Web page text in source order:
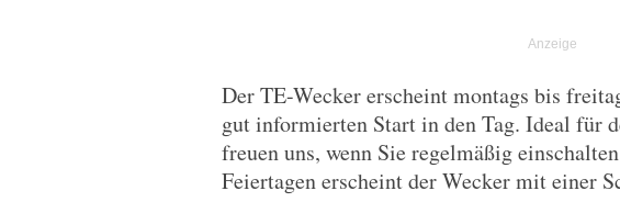
Der TE-Wecker erscheint montags bis
gut informierten Start in den Tag. Ideal für
freuen uns, wenn Sie regelmäßig
Feiertagen erscheint der Wecker mit einer